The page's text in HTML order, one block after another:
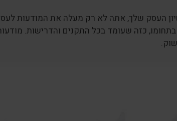
העסק שלך, אתה לא רק מעלה את המודעות
כזה שעומד בכל התקנים והדרישות.